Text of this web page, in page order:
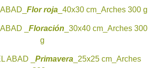
Flor roja _40x30 cm_Arches 300 g
_ Floración _30x40 cm_Arches 300
g
ABAD _ Primavera _25x25 cm_Arches